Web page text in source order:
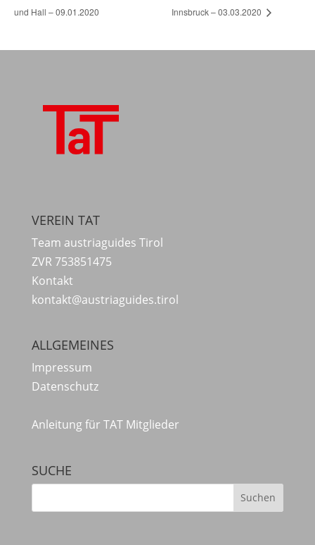
und Hall – 09.01.2020
Innsbruck – 03.03.2020
VEREIN TAT
Team austriaguides Tirol
ZVR 753851475
Kontakt
kontakt@austriaguides.tirol
ALLGEMEINES
Impressum
Datenschutz
Anleitung für TAT Mitglieder
SUCHE